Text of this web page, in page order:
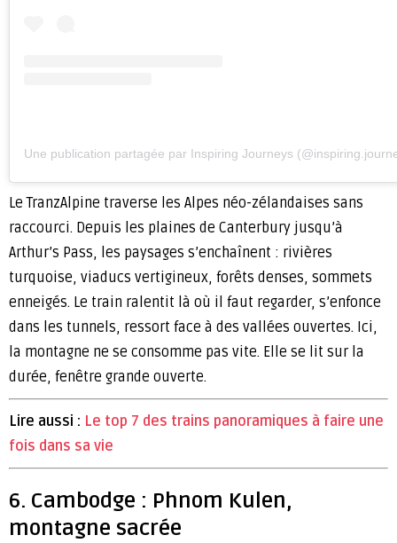
Une publication partagée par Inspiring Journeys
Le TranzAlpine traverse les Alpes néo-zélandaises sans
raccourci. Depuis les plaines de Canterbury jusqu’à
Arthur’s Pass, les paysages s’enchaînent : rivières
turquoise, viaducs vertigineux, forêts denses, sommets
enneigés. Le train ralentit là où il faut regarder, s’enfonce
dans les tunnels, ressort face à des vallées ouvertes. Ici,
la montagne ne se consomme pas vite. Elle se lit sur la
durée, fenêtre grande ouverte.
Lire aussi : Le top 7 des trains panoramiques à faire une
fois dans sa vie
6. Cambodge : Phnom Kulen,
montagne sacrée